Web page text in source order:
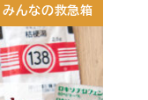
みんなの救急箱